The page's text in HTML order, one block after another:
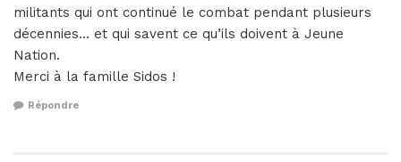
militants qui ont continué le combat pendant plusieurs
décennies… et qui savent ce qu’ils doivent à Jeune
Nation.
Merci à la famille Sidos !
Répondre